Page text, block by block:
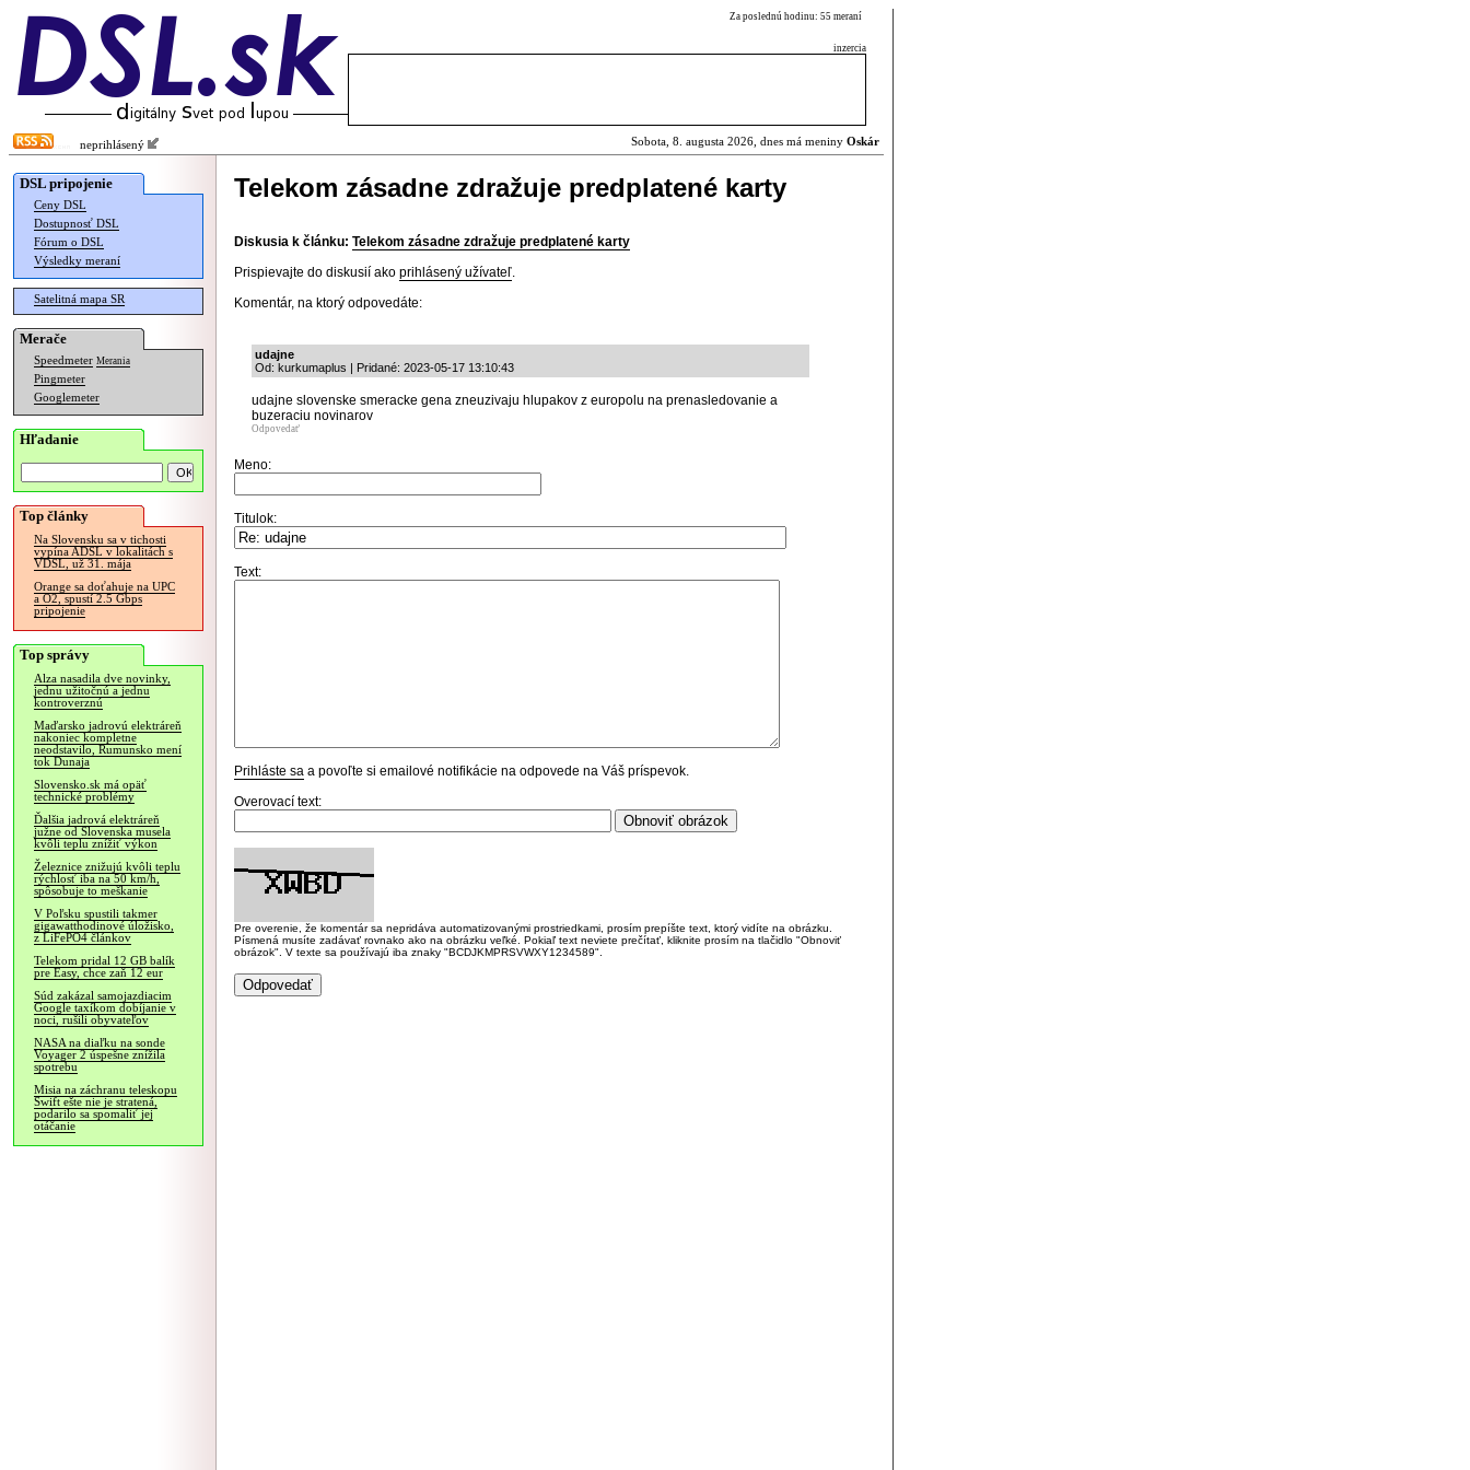
Za poslednú hodinu: 55 meraní
inzercia
neprihlásený Sobota, 8. augusta 2026, dnes má meniny Oskár
DSL pripojenie
Ceny DSL
Dostupnosť DSL
Fórum o DSL
Výsledky meraní
Satelitná mapa SR
Merače
Speedmeter Merania
Pingmeter
Googlemeter
Hľadanie
Top články
Na Slovensku sa v tichosti
vypína ADSL v lokalitách s
VDSL, už 31. mája
Orange sa doťahuje na UPC
a O2, spustí 2.5 Gbps
pripojenie
Top správy
Alza nasadila dve novinky,
jednu užitočnú a jednu
kontroverznú
Maďarsko jadrovú elektráreň
nakoniec kompletne
neodstavilo, Rumunsko mení
tok Dunaja
Slovensko.sk má opäť
technické problémy
Ďalšia jadrová elektráreň
južne od Slovenska musela
kvôli teplu znížiť výkon
Železnice znižujú kvôli teplu
rýchlosť iba na 50 km/h,
spôsobuje to meškanie
V Poľsku spustili takmer
gigawatthodinové úložisko,
z LiFePO4 článkov
Telekom pridal 12 GB balík
pre Easy, chce zaň 12 eur
Súd zakázal samojazdiacim
Google taxíkom dobíjanie v
noci, rušili obyvateľov
NASA na diaľku na sonde
Voyager 2 úspešne znížila
spotrebu
Misia na záchranu teleskopu
Swift ešte nie je stratená,
podarilo sa spomaliť jej
otáčanie
Telekom zásadne zdražuje predplatené karty
Diskusia k článku: Telekom zásadne zdražuje predplatené karty
Prispievajte do diskusií ako prihlásený užívateľ.
Komentár, na ktorý odpovedáte:
udajne
Od: kurkumaplus | Pridané: 2023-05-17 13:10:43
udajne slovenske smeracke gena zneuzivaju hlupakov z europolu na prenasledovanie a
buzeraciu novinarov
Odpovedať
Meno:
Titulok:
Text:
Prihláste sa a povoľte si emailové notifikácie na odpovede na Váš príspevok.
Overovací text:
Pre overenie, že komentár sa nepridáva automatizovanými prostriedkami, prosím prepíšte text, ktorý vidíte na obrázku.
Písmená musíte zadávať rovnako ako na obrázku veľké. Pokiaľ text neviete prečítať, kliknite prosím na tlačidlo "Obnoviť
obrázok". V texte sa používajú iba znaky "BCDJKMPRSVWXY1234589".